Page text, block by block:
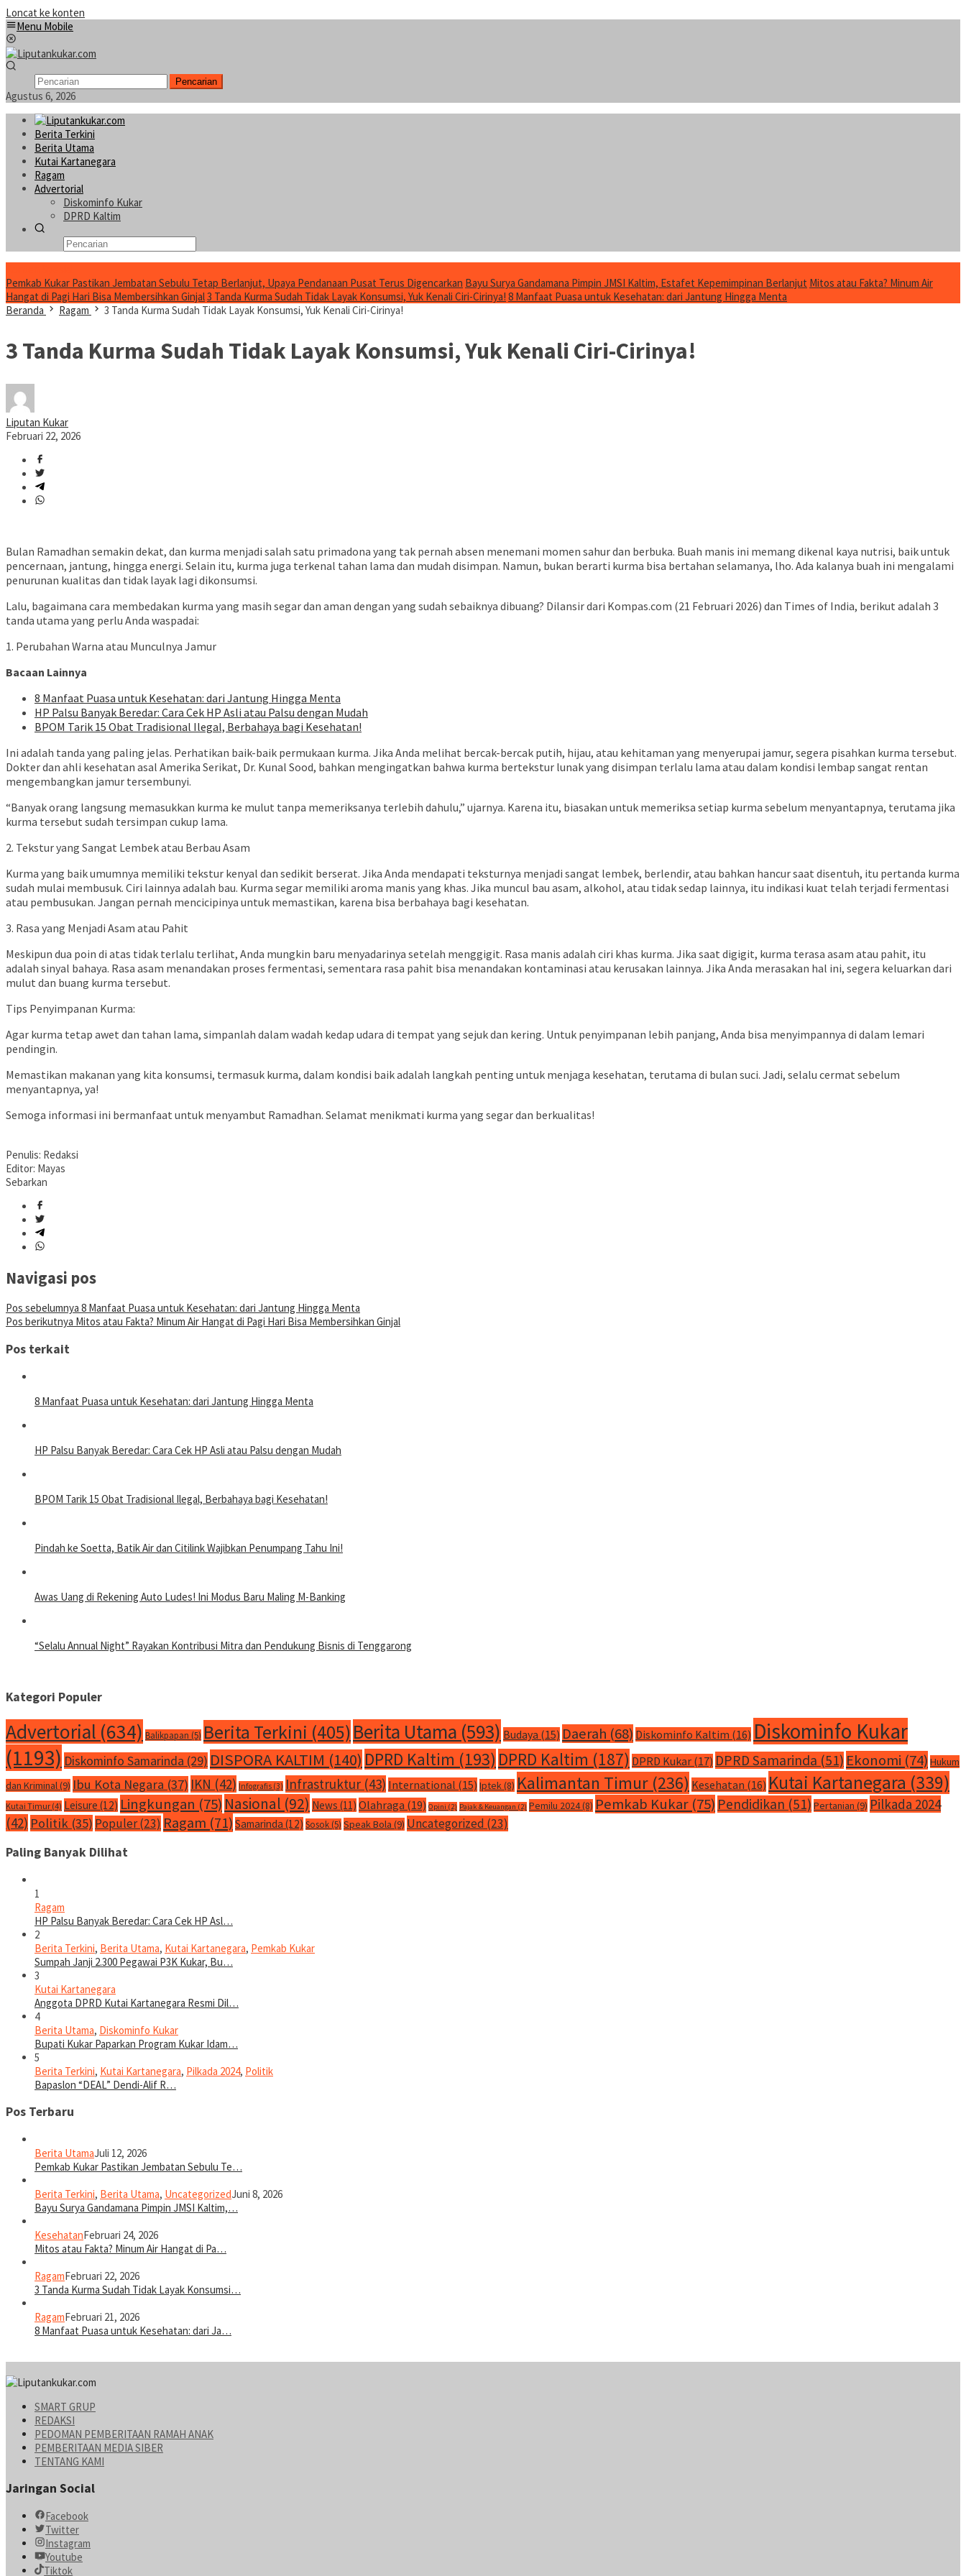
Loncat ke konten
Menu Mobile
Pencarian
Agustus 6, 2026
Berita Terkini
Berita Utama
Kutai Kartanegara
Ragam
Advertorial
Diskominfo Kukar
DPRD Kaltim
Pemkab Kukar Pastikan Jembatan Sebulu Tetap Berlanjut, Upaya Pendanaan Pusat Terus Digencarkan Bayu Surya Gandamana Pimpin JMSI Kaltim, Estafet Kepemimpinan Berlanjut Mitos atau Fakta? Minum Air
Hangat di Pagi Hari Bisa Membersihkan Ginjal3 Tanda Kurma Sudah Tidak Layak Konsumsi, Yuk Kenali Ciri-Cirinya! 8 Manfaat Puasa untuk Kesehatan: dari Jantung Hingga Menta
Beranda
Ragam 3 Tanda Kurma Sudah Tidak Layak Konsumsi, Yuk Kenali Ciri-Cirinya!
3 Tanda Kurma Sudah Tidak Layak Konsumsi, Yuk Kenali Ciri-Cirinya!
Liputan Kukar
Februari 22, 2026
Bulan Ramadhan semakin dekat, dan kurma menjadi salah satu primadona yang tak pernah absen menemani momen sahur dan berbuka. Buah manis ini memang dikenal kaya nutrisi, baik untuk
pencernaan, jantung, hingga energi. Selain itu, kurma juga terkenal tahan lama dan mudah disimpan. Namun, bukan berarti kurma bisa bertahan selamanya, lho. Ada kalanya buah ini mengalami
penurunan kualitas dan tidak layak lagi dikonsumsi.
Lalu, bagaimana cara membedakan kurma yang masih segar dan aman dengan yang sudah sebaiknya dibuang? Dilansir dari Kompas.com (21 Februari 2026) dan Times of India, berikut adalah 3
tanda utama yang perlu Anda waspadai:
1. Perubahan Warna atau Munculnya Jamur
Bacaan Lainnya
8 Manfaat Puasa untuk Kesehatan: dari Jantung Hingga Menta
HP Palsu Banyak Beredar: Cara Cek HP Asli atau Palsu dengan Mudah
BPOM Tarik 15 Obat Tradisional Ilegal, Berbahaya bagi Kesehatan!
Ini adalah tanda yang paling jelas. Perhatikan baik-baik permukaan kurma. Jika Anda melihat bercak-bercak putih, hijau, atau kehitaman yang menyerupai jamur, segera pisahkan kurma tersebut.
Dokter dan ahli kesehatan asal Amerika Serikat, Dr. Kunal Sood, bahkan mengingatkan bahwa kurma bertekstur lunak yang disimpan terlalu lama atau dalam kondisi lembap sangat rentan
mengembangkan jamur tersembunyi.
“Banyak orang langsung memasukkan kurma ke mulut tanpa memeriksanya terlebih dahulu,” ujarnya. Karena itu, biasakan untuk memeriksa setiap kurma sebelum menyantapnya, terutama jika
kurma tersebut sudah tersimpan cukup lama.
2. Tekstur yang Sangat Lembek atau Berbau Asam
Kurma yang baik umumnya memiliki tekstur kenyal dan sedikit berserat. Jika Anda mendapati teksturnya menjadi sangat lembek, berlendir, atau bahkan hancur saat disentuh, itu pertanda kurma
sudah mulai membusuk. Ciri lainnya adalah bau. Kurma segar memiliki aroma manis yang khas. Jika muncul bau asam, alkohol, atau tidak sedap lainnya, itu indikasi kuat telah terjadi fermentasi
atau pembusukan. Jangan pernah mencicipinya untuk memastikan, karena bisa berbahaya bagi kesehatan.
3. Rasa yang Menjadi Asam atau Pahit
Meskipun dua poin di atas tidak terlalu terlihat, Anda mungkin baru menyadarinya setelah menggigit. Rasa manis adalah ciri khas kurma. Jika saat digigit, kurma terasa asam atau pahit, itu
adalah sinyal bahaya. Rasa asam menandakan proses fermentasi, sementara rasa pahit bisa menandakan kontaminasi atau kerusakan lainnya. Jika Anda merasakan hal ini, segera keluarkan dari
mulut dan buang kurma tersebut.
Tips Penyimpanan Kurma:
Agar kurma tetap awet dan tahan lama, simpanlah dalam wadah kedap udara di tempat yang sejuk dan kering. Untuk penyimpanan lebih panjang, Anda bisa menyimpannya di dalam lemari
pendingin.
Memastikan makanan yang kita konsumsi, termasuk kurma, dalam kondisi baik adalah langkah penting untuk menjaga kesehatan, terutama di bulan suci. Jadi, selalu cermat sebelum
menyantapnya, ya!
Semoga informasi ini bermanfaat untuk menyambut Ramadhan. Selamat menikmati kurma yang segar dan berkualitas!
Penulis: Redaksi
Editor: Mayas
Sebarkan
Navigasi pos
Pos sebelumnya 8 Manfaat Puasa untuk Kesehatan: dari Jantung Hingga Menta
Pos berikutnya Mitos atau Fakta? Minum Air Hangat di Pagi Hari Bisa Membersihkan Ginjal
Pos terkait
8 Manfaat Puasa untuk Kesehatan: dari Jantung Hingga Menta
HP Palsu Banyak Beredar: Cara Cek HP Asli atau Palsu dengan Mudah
BPOM Tarik 15 Obat Tradisional Ilegal, Berbahaya bagi Kesehatan!
Pindah ke Soetta, Batik Air dan Citilink Wajibkan Penumpang Tahu Ini!
Awas Uang di Rekening Auto Ludes! Ini Modus Baru Maling M-Banking
“Selalu Annual Night” Rayakan Kontribusi Mitra dan Pendukung Bisnis di Tenggarong
Kategori Populer
Advertorial (634) Balikpapan (5) Berita Terkini (405)Berita Utama (593) Budaya (15) Daerah (68) Diskominfo Kaltim (16) Diskominfo Kukar
(1193) Diskominfo Samarinda (29) DISPORA KALTIM (140) DPRD Kaltim (193) DPRD Kaltim (187) DPRD Kukar (17) DPRD Samarinda (51) Ekonomi (74) Hukum
dan Kriminal(9) Ibu Kota Negara (37) IKN (42) Infografis (3) Infrastruktur (43) International (15) Iptek(8) Kalimantan Timur (236) Kesehatan (16) Kutai Kartanegara (339)
Kutai Timur (4) Leisure (12) Lingkungan (75) Nasional (92) News (11) Olahraga (19) Opini (2) Pajak & Keuangan (2) Pemilu 2024(8) Pemkab Kukar (75) Pendidikan (51) Pertanian (9) Pilkada 2024
(42) Politik (35) Populer(23) Ragam (71) Samarinda (12) Sosok(5) Speak Bola (9) Uncategorized (23)
Paling Banyak Dilihat
1
Ragam
HP Palsu Banyak Beredar: Cara Cek HP Asl…
2
Berita Terkini, Berita Utama, Kutai Kartanegara, Pemkab Kukar
Sumpah Janji 2.300 Pegawai P3K Kukar, Bu…
3
Kutai Kartanegara
Anggota DPRD Kutai Kartanegara Resmi Dil…
4
Berita Utama, Diskominfo Kukar
Bupati Kukar Paparkan Program Kukar Idam…
5
Berita Terkini, Kutai Kartanegara, Pilkada 2024, Politik
Bapaslon “DEAL” Dendi-Alif R…
Pos Terbaru
Berita UtamaJuli 12, 2026
Pemkab Kukar Pastikan Jembatan Sebulu Te…
Berita Terkini, Berita Utama, UncategorizedJuni 8, 2026
Bayu Surya Gandamana Pimpin JMSI Kaltim,…
KesehatanFebruari 24, 2026
Mitos atau Fakta? Minum Air Hangat di Pa…
RagamFebruari 22, 2026
3 Tanda Kurma Sudah Tidak Layak Konsumsi…
RagamFebruari 21, 2026
8 Manfaat Puasa untuk Kesehatan: dari Ja…
SMART GRUP
REDAKSI
PEDOMAN PEMBERITAAN RAMAH ANAK
PEMBERITAAN MEDIA SIBER
TENTANG KAMI
Jaringan Social
Facebook
Twitter
Instagram
Youtube
Tiktok